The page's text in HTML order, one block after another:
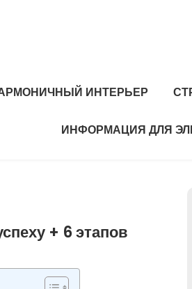
ИНТЕРЬЕР
ИНФОРМАЦИЯ ДЛЯ
+ 6 этапов